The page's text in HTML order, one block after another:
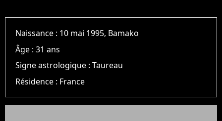
Naissance : 10 mai 1995, Bamako
Âge :31 ans
Signe astrologique :Taureau
Résidence : France